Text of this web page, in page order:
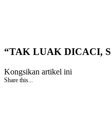
“TAK LUAK DICACI,
Kongsikan artikel ini
Share this...